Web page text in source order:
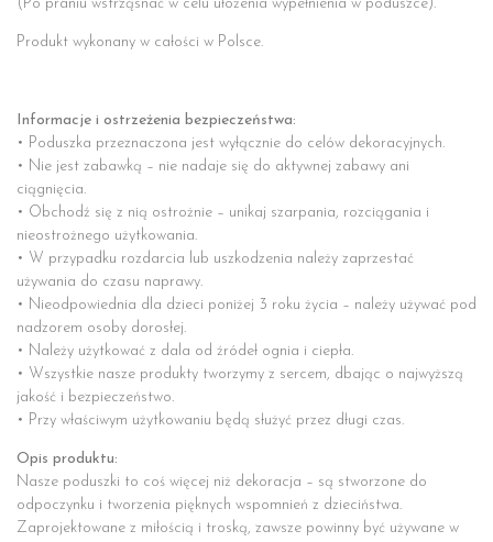
(Po praniu wstrząsnać w celu ułożenia wypełnienia w poduszce).
Produkt wykonany w całości w Polsce.
Informacje i ostrzeżenia bezpieczeństwa:
• Poduszka przeznaczona jest wyłącznie do celów dekoracyjnych.
• Nie jest zabawką – nie nadaje się do aktywnej zabawy ani
ciągnięcia.
• Obchodź się z nią ostrożnie – unikaj szarpania, rozciągania i
nieostrożnego użytkowania.
• W przypadku rozdarcia lub uszkodzenia należy zaprzestać
używania do czasu naprawy.
• Nieodpowiednia dla dzieci poniżej 3 roku życia – należy używać pod
nadzorem osoby dorosłej.
• Należy użytkować z dala od źródeł ognia i ciepła.
• Wszystkie nasze produkty tworzymy z sercem, dbając o najwyższą
jakość i bezpieczeństwo.
• Przy właściwym użytkowaniu będą służyć przez długi czas.
Opis produktu:
Nasze poduszki to coś więcej niż dekoracja – są stworzone do
odpoczynku i tworzenia pięknych wspomnień z dzieciństwa.
Zaprojektowane z miłością i troską, zawsze powinny być używane w